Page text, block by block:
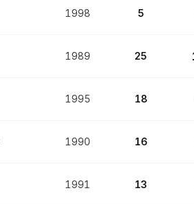
1998 5
1989 25
1995 18
1990 16
1991 13